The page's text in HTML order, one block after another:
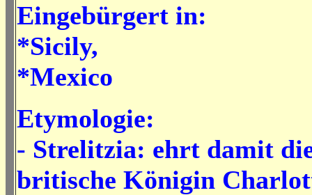
Eingebürgert in:
*Sicily,
*Mexico
Etymologie:
- Strelitzia: ehrt damit
britische Königin